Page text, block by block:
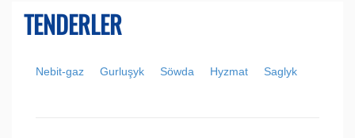
TENDERLER
Nebit-gaz Gurluşyk Söwda Hyzmat Saglyk